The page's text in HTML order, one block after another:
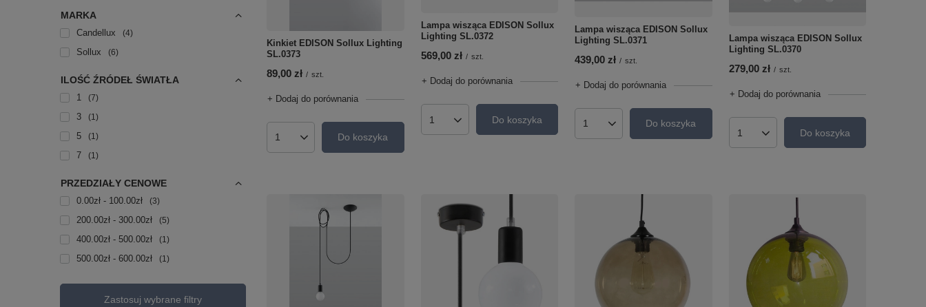
MARKA
Candellux 4
Sollux 6
ILOŚĆ ŹRÓDEŁ ŚWIATŁA
1 7
3 1
5 1
7 1
PRZEDZIAŁY CENOWE
0.00zł - 100.00zł 3
200.00zł - 300.00zł 5
400.00zł - 500.00zł 1
500.00zł - 600.00zł 1
Zastosuj wybrane filtry
Kinkiet EDISON Sollux Lighting
SL.0373
89,00 zł / szt.
+ Dodaj do porównania
Ilość produktówDo koszyka
Lampa wisząca EDISON Sollux
Lighting SL.0372
569,00 zł / szt.
+ Dodaj do porównania
Ilość produktówDo koszyka
Lampa wisząca EDISON Sollux
Lighting SL.0371
439,00 zł / szt.
+ Dodaj do porównania
Ilość produktówDo koszyka
Lampa wisząca EDISON Sollux
Lighting SL.0370
279,00 zł / szt.
+ Dodaj do porównania
Ilość produktówDo koszyka